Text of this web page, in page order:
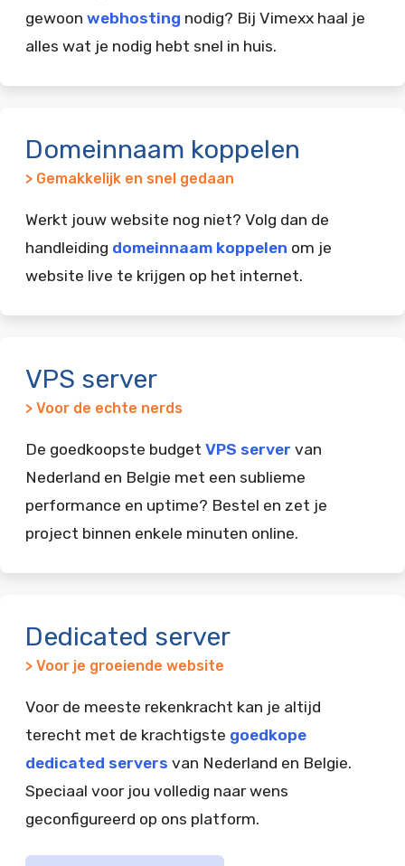
gewoon webhosting nodig? Bij Vimexx haal je
alles wat je nodig hebt snel in huis.
Domeinnaam koppelen
> Gemakkelijk en snel gedaan
Werkt jouw website nog niet? Volg dan de
handleiding domeinnaam koppelen om je
website live te krijgen op het internet.
VPS server
> Voor de echte nerds
De goedkoopste budget VPS server van
Nederland en Belgie met een sublieme
performance en uptime? Bestel en zet je
project binnen enkele minuten online.
Dedicated server
> Voor je groeiende website
Voor de meeste rekenkracht kan je altijd
terecht met de krachtigste goedkope
dedicated servers van Nederland en Belgie.
Speciaal voor jou volledig naar wens
geconfigureerd op ons platform.